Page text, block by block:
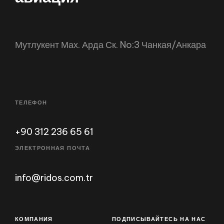
+90 312 236 65 61
info@ridos.com.tr